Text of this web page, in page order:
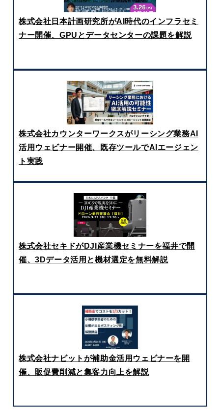
株式会社日本計画研究所がAI時代のインフラセミ
ナー開催、GPUとデータセンターの課題を解説
株式会社カウンターワークスがリーシング業務AI
活用ウェビナー開催、既存ツールでAIエージェン
ト実践
株式会社セキドがDJI産業機セミナーを福井で開
催、3Dデータ活用と機材選定を無料解説
株式会社ナビットが補助金活用ウェビナーを開
催、販促費削減と集客力向上を解説